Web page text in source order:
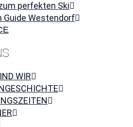
perfekten Ski
Guide Westendorf
WIR